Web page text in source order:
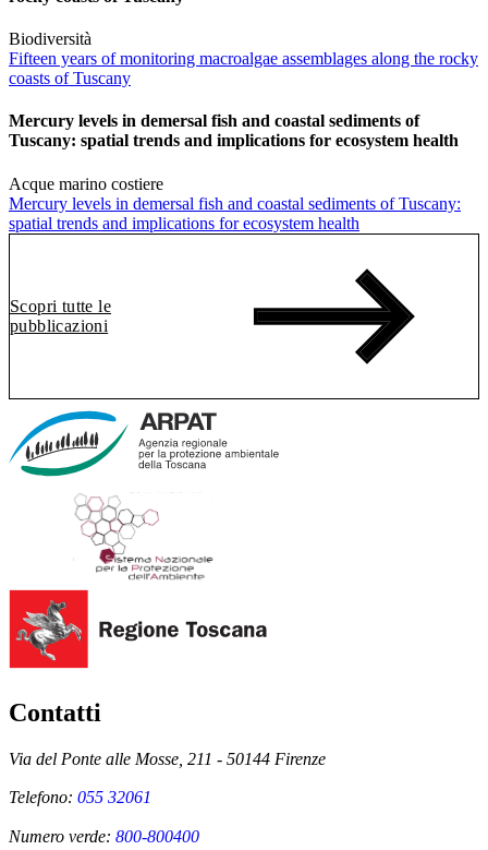
Biodiversità
Fifteen years of monitoring macroalgae assemblages along the rocky
coasts of Tuscany
Mercury levels in demersal fish and coastal sediments of
Tuscany: spatial trends and implications for ecosystem health
Acque marino costiere
Mercury levels in demersal fish and coastal sediments of Tuscany:
spatial trends and implications for ecosystem health
Scopri tutte le
pubblicazioni
Contatti
Via del Ponte alle Mosse, 211 - 50144 Firenze
Telefono: 055 32061
Numero verde: 800-800400